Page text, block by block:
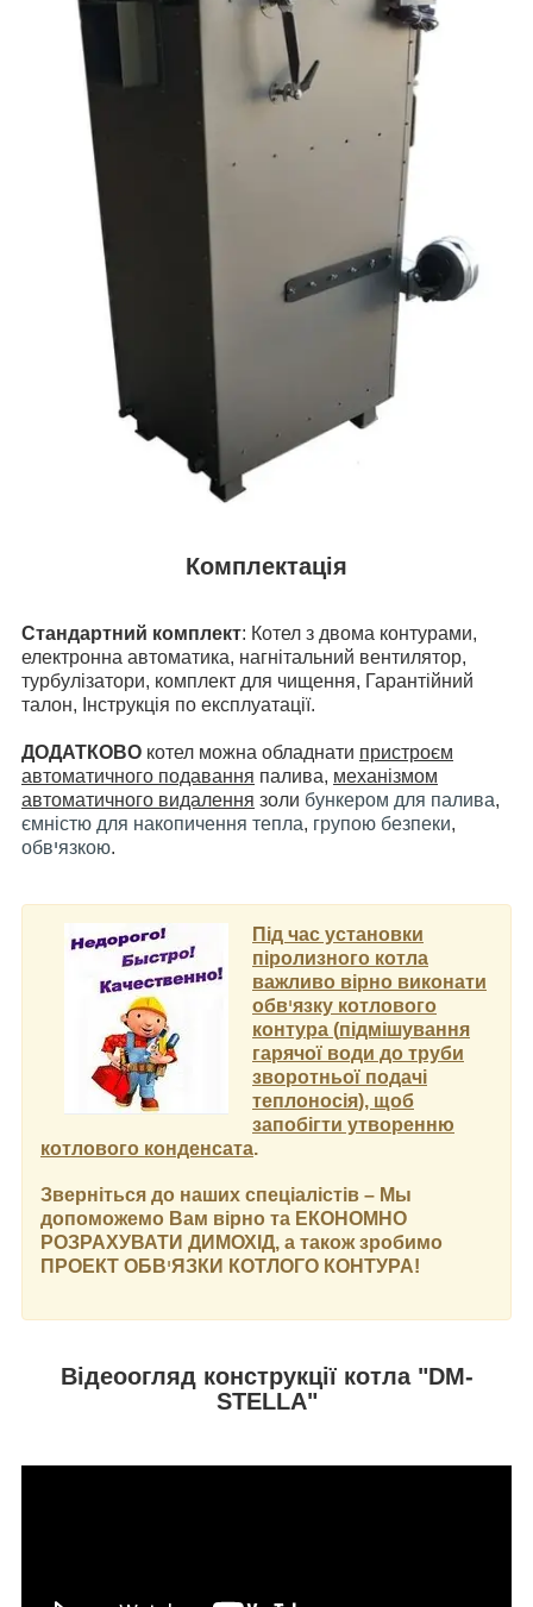
Комплектація
Стандартний комплект: Котел з двома контурами,
електронна автоматика, нагнітальний вентилятор,
турбулізатори, комплект для чищення, Гарантійний
талон, Інструкція по експлуатації.
ДОДАТКОВО котел можна обладнати пристроєм
автоматичного подавання палива, механізмом
автоматичного видалення золи бункером для палива,
ємністю для накопичення тепла, групою безпеки,
обвיязкою.
Під час установки
піролизного котла
важливо вірно виконати
обвיязку котлового
контура (підмішування
гарячої води до труби
зворотньої подачі
теплоносія), щоб
запобігти утворенню
котлового конденсата.
Зверніться до наших спеціалістів – Мы
допоможемо Вам вірно та ЕКОНОМНО
РОЗРАХУВАТИ ДИМОХІД, а також зробимо
ПРОЕКТ ОБВיЯЗКИ КОТЛОГО КОНТУРА!
Відеоогляд конструкції котла "DM-
SТELLA"